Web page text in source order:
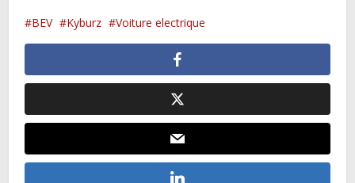
BEV Kyburz Voiture electrique